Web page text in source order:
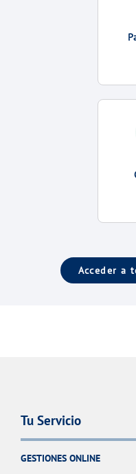
Acceder a
Tu Servicio
GESTIONES ONLINE